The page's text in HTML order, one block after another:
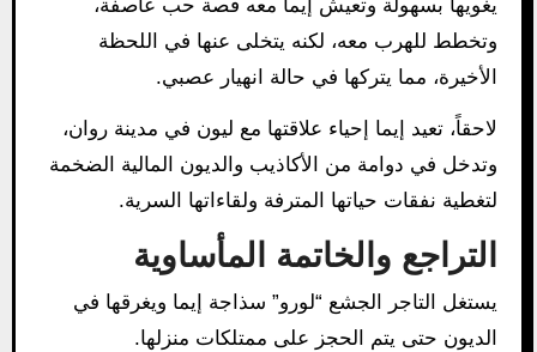
يغويها بسهولة وتعيش إيما معه قصة حب عاصفة،
وتخطط للهرب معه، لكنه يتخلى عنها في اللحظة
الأخيرة، مما يتركها في حالة انهيار عصبي.
لاحقاً، تعيد إيما إحياء علاقتها مع ليون في مدينة روان،
وتدخل في دوامة من الأكاذيب والديون المالية الضخمة
لتغطية نفقات حياتها المترفة ولقاءاتها السرية.
التراجع والخاتمة المأساوية
يستغل التاجر الجشع “لورو” سذاجة إيما ويغرقها في
الديون حتى يتم الحجز على ممتلكات منزلها.